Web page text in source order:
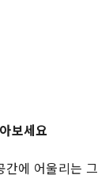
보세요
간에 어울리는 그